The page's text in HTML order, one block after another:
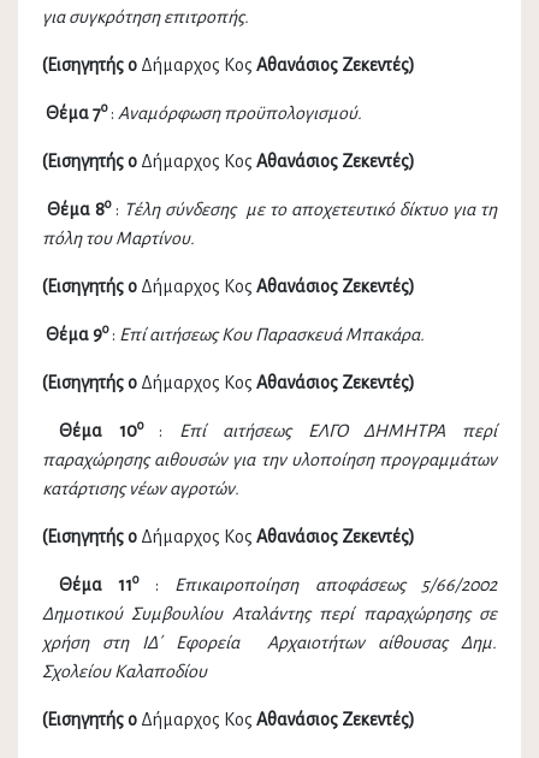
για συγκρότηση επιτροπής.
(Εισηγητής ο Δήμαρχος Κος Αθανάσιος Ζεκεντές)
Θέμα 7ο: Αναμόρφωση προϋπολογισμού.
(Εισηγητής ο Δήμαρχος Κος Αθανάσιος Ζεκεντές)
Θέμα 8ο: Τέλη σύνδεσης με το αποχετευτικό δίκτυο για τη
πόλη του Μαρτίνου.
(Εισηγητής ο Δήμαρχος Κος Αθανάσιος Ζεκεντές)
Θέμα 9ο: Επί αιτήσεως Κου Παρασκευά Μπακάρα.
(Εισηγητής ο Δήμαρχος Κος Αθανάσιος Ζεκεντές)
Θέμα 10ο: Επί αιτήσεως ΕΛΓΟ ΔΗΜΗΤΡΑ περί
παραχώρησης αιθουσών για την υλοποίηση προγραμμάτων
κατάρτισης νέων αγροτών.
(Εισηγητής ο Δήμαρχος Κος Αθανάσιος Ζεκεντές)
Θέμα 11ο: Επικαιροποίηση αποφάσεως 5/66/2002
Δημοτικού Συμβουλίου Αταλάντης περί παραχώρησης σε
χρήση στη ΙΔ΄ Εφορεία Αρχαιοτήτων αίθουσας Δημ.
Σχολείου Καλαποδίου
(Εισηγητής ο Δήμαρχος Κος Αθανάσιος Ζεκεντές)